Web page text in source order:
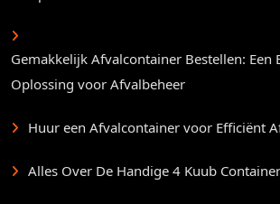
Gemakkelijk Afvalcontainer Bestellen: Een
Oplossing voor Afvalbeheer
Huur een Afvalcontainer voor Efficiënt
Alles Over De Handige 4 Kuub